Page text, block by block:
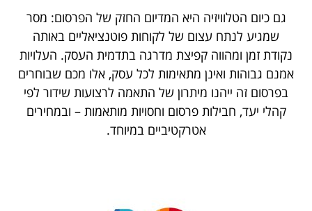
גם כיום הטלוויזיה היא המדיום החזק של הפרסום: מסר
שמגיע לנתח עצום של לקוחות פוטנציאליים באותה
נקודת זמן ומהווה קפיצת מדרגה בתדמית העסק. העלויות
אמנם גבוהות ואינן מתאימות לכל עסק, אלו מכם שבוחרים
בפרסום זה ייהנו מיתרון של התאמה לרצועות שידור לפי
קהלי יעד, חבילות פרסום וחסויות מותאמות – ובמחירים
אטרקטיביים במיוחד.